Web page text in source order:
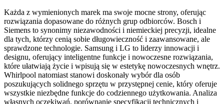
Każda z wymienionych marek ma swoje mocne strony, oferując
rozwiązania dopasowane do różnych grup odbiorców. Bosch i
Siemens to synonimy niezawodności i niemieckiej precyzji, idealne
dla tych, którzy cenią sobie długowieczność i zaawansowane, ale
sprawdzone technologie. Samsung i LG to liderzy innowacji i
designu, oferujący inteligentne funkcje i nowoczesne rozwiązania,
które ułatwiają życie i wpisują się w estetykę nowoczesnych wnętrz.
Whirlpool natomiast stanowi doskonały wybór dla osób
poszukujących solidnego sprzętu w przystępnej cenie, który oferuje
wszystkie niezbędne funkcje do codziennego użytkowania. Analiza
własnych oczekiwań, porównanie specyfikacji technicznych i